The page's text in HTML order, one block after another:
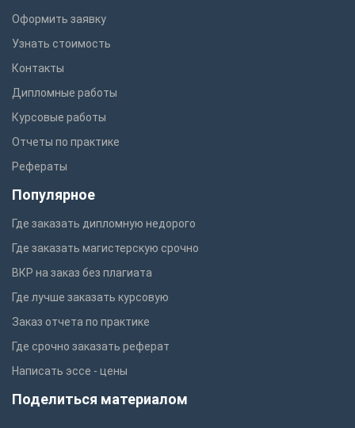
Оформить заявку
Узнать стоимость
Контакты
Дипломные работы
Курсовые работы
Отчеты по практике
Рефераты
Популярное
Где заказать дипломную недорого
Где заказать магистерскую срочно
ВКР на заказ без плагиата
Где лучше заказать курсовую
Заказ отчета по практике
Где срочно заказать реферат
Написать эссе - цены
Поделиться материалом